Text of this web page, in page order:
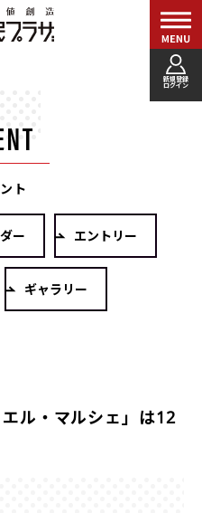
新規登録
ログイン
ト
ー エントリー
ギャラリー
ル・マルシェ」は12